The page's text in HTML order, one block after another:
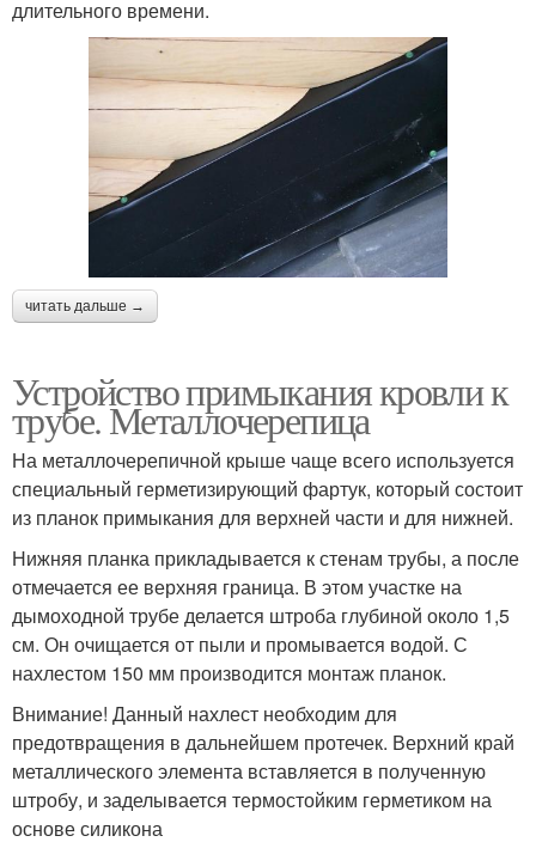
длительного времени.
читать дальше →
Устройство примыкания кровли к
трубе. Металлочерепица
На металлочерепичной крыше чаще всего используется
специальный герметизирующий фартук, который состоит
из планок примыкания для верхней части и для нижней.
Нижняя планка прикладывается к стенам трубы, а после
отмечается ее верхняя граница. В этом участке на
дымоходной трубе делается штроба глубиной около 1,5
см. Он очищается от пыли и промывается водой. С
нахлестом 150 мм производится монтаж планок.
Внимание! Данный нахлест необходим для
предотвращения в дальнейшем протечек. Верхний край
металлического элемента вставляется в полученную
штробу, и заделывается термостойким герметиком на
основе силикона